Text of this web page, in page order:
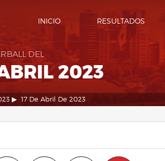
INICIO RESULTADOS
DEL
2023
17 De Abril De 2023